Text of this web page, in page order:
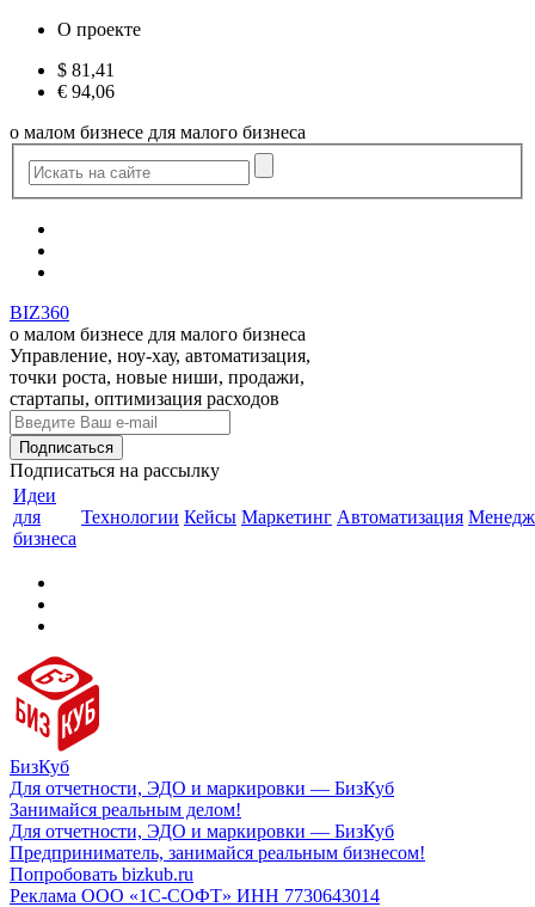
О проекте
$ 81,41
€ 94,06
о малом бизнесе для малого бизнеса
BIZ360
о малом бизнесе для малого бизнеса
Управление, ноу-хау, автоматизация,
точки роста, новые ниши, продажи,
стартапы, оптимизация расходов
Подписаться на рассылку
Идеи
для
бизнеса
Технологии Кейсы Маркетинг Автоматизация
БизКуб
Для отчетности, ЭДО и маркировки — БизКуб
Занимайся реальным делом!
Для отчетности, ЭДО и маркировки — БизКуб
Предприниматель, занимайся реальным бизнесом!
Попробовать bizkub.ru
Реклама ООО «1С-СОФТ» ИНН 7730643014